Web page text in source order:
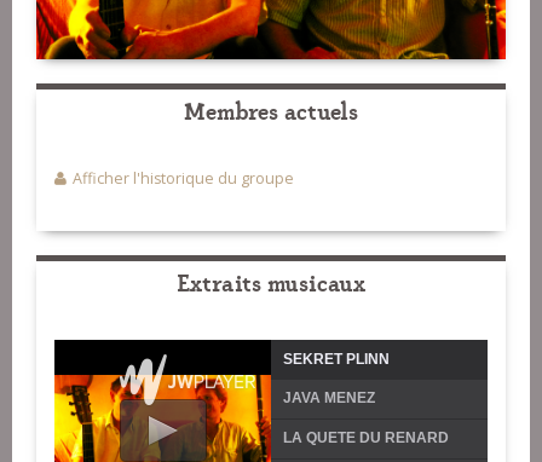
Membres actuels
Afficher l'historique du groupe
Extraits musicaux
SEKRET PLINN
JAVA MENEZ
LA QUETE DU RENARD